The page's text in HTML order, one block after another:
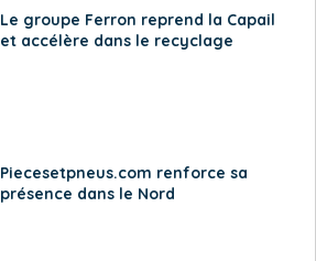
Le groupe Ferron reprend la Capail
et accélère dans le recyclage
Piecesetpneus.com renforce sa
présence dans le Nord